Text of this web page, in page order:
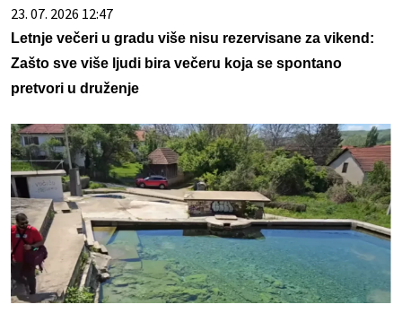
23. 07. 2026 12:47
Letnje večeri u gradu više nisu rezervisane za vikend:
Zašto sve više ljudi bira večeru koja se spontano
pretvori u druženje